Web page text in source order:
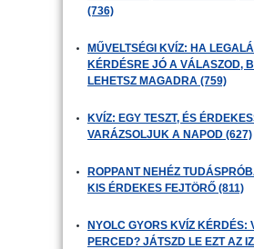
(736)
MŰVELTSÉGI KVÍZ: HA
KÉRDÉSRE JÓ A VÁLASZOD,
LEHETSZ MAGADRA (759)
KVÍZ: EGY TESZT, ÉS
VARÁZSOLJUK A NAPOD (627)
ROPPANT NEHÉZ
KIS ÉRDEKES FEJTÖRŐ (811)
NYOLC GYORS KVÍZ KÉRDÉS:
PERCED? JÁTSZD LE EZT AZ